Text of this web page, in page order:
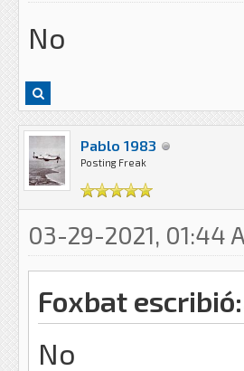
No
Pablo 1983
Posting Freak
03-29-2021, 01:44
Foxbat escribió:
No